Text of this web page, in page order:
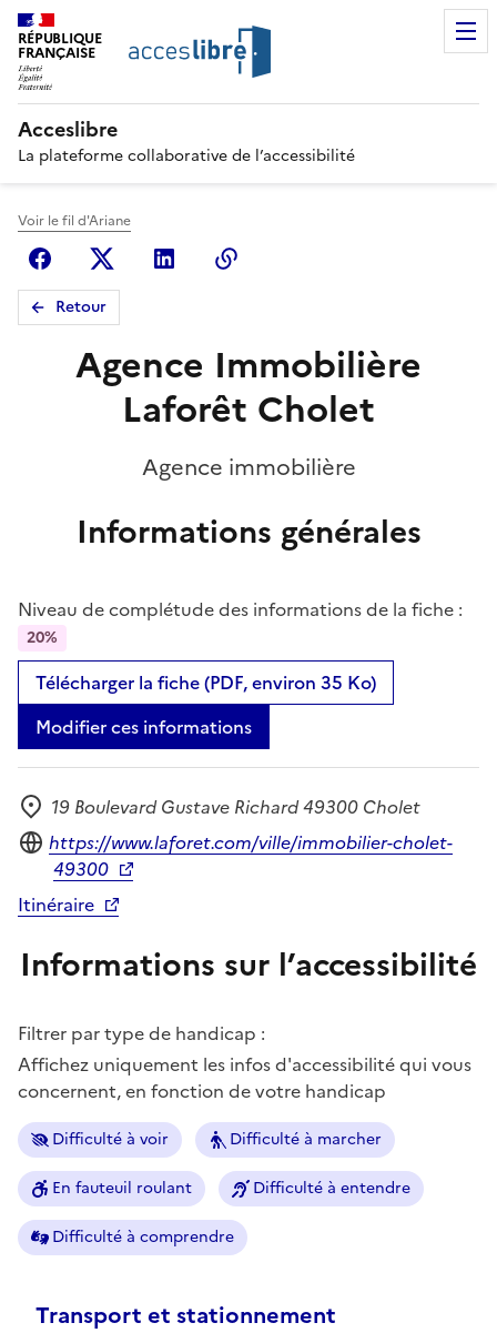
RÉPUBLIQUE
FRANÇAISE
Acceslibre
La plateforme collaborative de l’accessibilité
Voir le fil d'Ariane
FacebookX (anciennement Twitter)
Linkedin
Retour
Agence Immobilière
Laforêt Cholet
Agence immobilière
Informations générales
Niveau de complétude des informations de la fiche :
20%
Télécharger la fiche (PDF, environ 35 Ko)
Modifier ces informations
Adresse
19 Boulevard Gustave Richard 49300 Cholet
Site internet
https://www.laforet.com/ville/immobilier-cholet-
49300
Itinéraire
Informations sur l’accessibilité
Filtrer par type de handicap :
Affichez uniquement les infos d'accessibilité qui vous
concernent, en fonction de votre handicap
Difficulté à voir Difficulté à marcher
En fauteuil roulant Difficulté à entendre
Difficulté à comprendre
Transport et stationnement